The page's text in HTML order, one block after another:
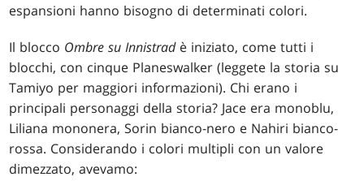
espansioni hanno bisogno di determinati colori.
Il blocco Ombre su Innistradè iniziato, come tutti i
blocchi, con cinque Planeswalker (leggete la storia su
Tamiyo per maggiori informazioni). Chi erano i
principali personaggi della storia? Jace era monoblu,
Liliana mononera, Sorin bianco-nero e Nahiri bianco-
rossa. Considerando i colori multipli con un valore
dimezzato, avevamo: